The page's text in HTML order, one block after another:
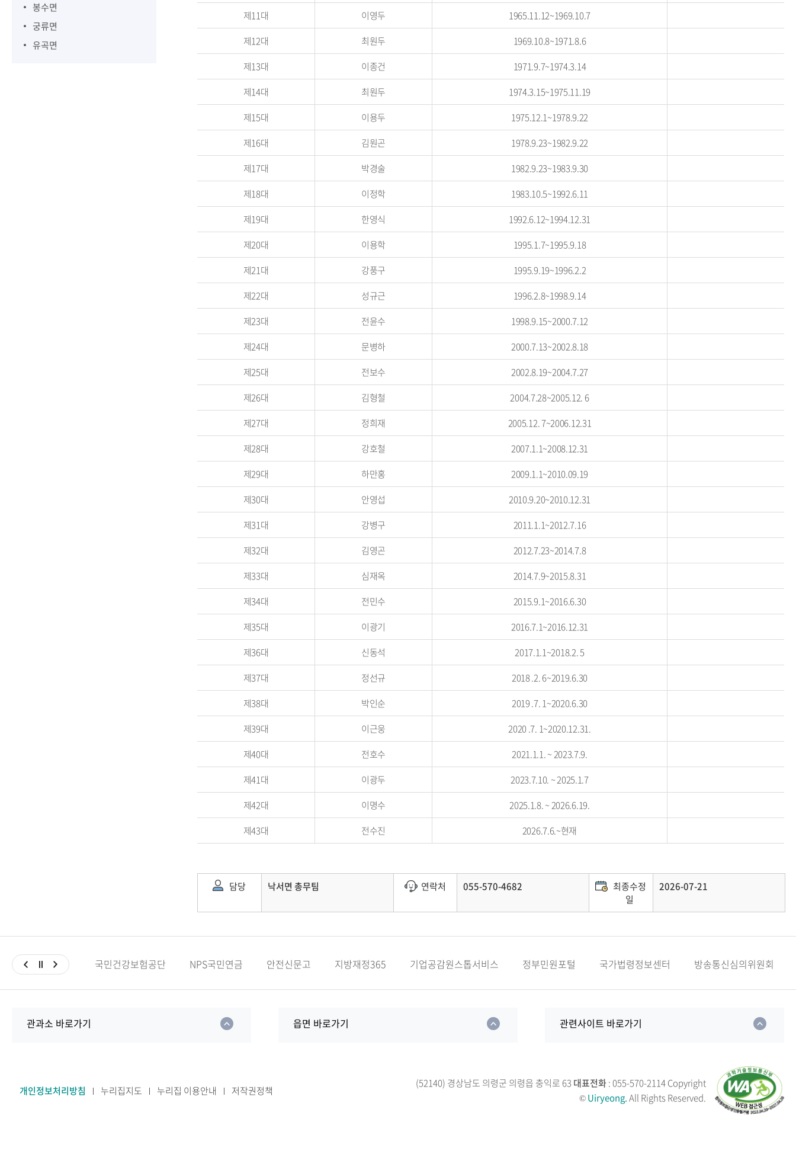
봉수면
궁류면
유곡면
제11대
이영두
1965.11.12~1969.10.7
제12대
최원두
1969.10.8~1971.8.6
제13대
이종건
1971.9.7~1974.3.14
제14대
최원두
1974.3.15~1975.11.19
제15대
이용두
1975.12.1~1978.9.22
제16대
김원곤
1978.9.23~1982.9.22
제17대
박경술
1982.9.23~1983.9.30
제18대
이정학
1983.10.5~1992.6.11
제19대
한영식
1992.6.12~1994.12.31
제20대
이용학
1995.1.7~1995.9.18
제21대
강풍구
1995.9.19~1996.2.2
제22대
성규근
1996.2.8~1998.9.14
제23대
전윤수
1998.9.15~2000.7.12
제24대
문병하
2000.7.13~2002.8.18
제25대
전보수
2002.8.19~2004.7.27
제26대
김형철
2004.7.28~2005.12. 6
제27대
정희재
2005.12. 7~2006.12.31
제28대
강호철
2007.1.1~2008.12.31
제29대
하만홍
2009.1.1~2010.09.19
제30대
안영섭
2010.9.20~2010.12.31
제31대
강병구
2011.1.1~2012.7.16
제32대
김영곤
2012.7.23~2014.7.8
제33대
심재옥
2014.7.9~2015.8.31
제34대
전민수
2015.9.1~2016.6.30
제35대
이광기
2016.7.1~2016.12.31
제36대
신동석
2017.1.1~2018.2. 5
제37대
정선규
2018 .2. 6~2019.6.30
제38대
박인순
2019 .7. 1~2020.6.30
제39대
이근웅
2020 .7. 1~2020.12.31.
제40대
전호수
2021.1.1. ~ 2023.7.9.
제41대
이광두
2023.7.10. ~ 2025.1.7
제42대
이명수
2025.1.8. ~ 2026.6.19.
제43대
전수진 2026.7.6.~현재
담당 낙서면 총무팀 연락처 055-570-4682
최종수정
일
2026-07-21
국민건강보험공단 NPS국민연금 안전신문고 지방재정365 기업공감원스톱서비스 정부민원포털 국가법령정보센터 방송통신심의위원회
관과소 바로가기 읍면 바로가기 관련사이트 바로가기
개인정보처리방침 누리집지도 누리집 이용안내 저작권정책
(52140) 경상남도 의령군 의령읍 충익로 63 대표전화: 055-570-2114Copyright
©Uiryeong.All Rights Reserved.